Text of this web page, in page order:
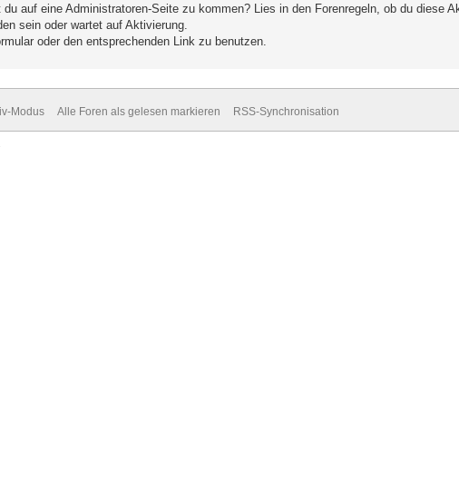
auf eine Administratoren-Seite zu kommen? Lies in den Forenregeln, ob du diese
sein oder wartet auf Aktivierung.
oder den entsprechenden Link zu benutzen.
Modus Alle Foren als gelesen markieren RSS-Synchronisation